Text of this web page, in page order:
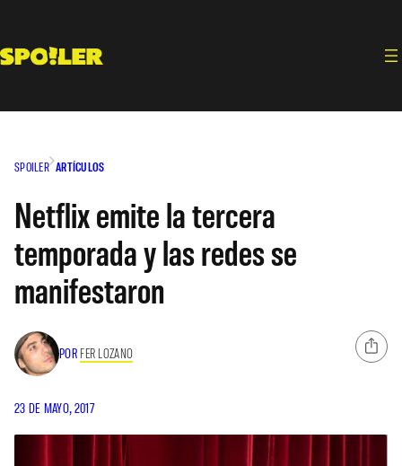
contenido
SPOILER ARTÍCULOS
Netflix emite la tercera
temporada y las redes se
manifestaron
POR FER LOZANO
23 DE MAYO, 2017